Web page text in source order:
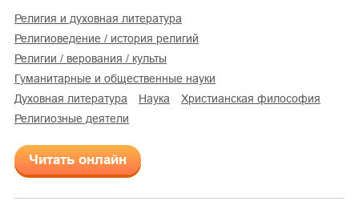
религия и духовная литература
религиоведение / история религий
религии / верования / культы
гуманитарные и общественные науки
духовная литература
наука
христианская философия
религиозные деятели
Читать онлайн